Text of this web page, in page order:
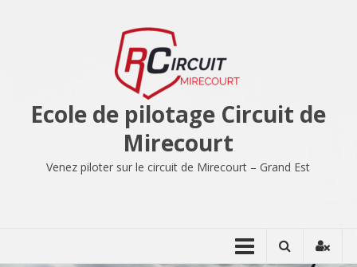
Ecole de pilotage Circuit de
Mirecourt
Venez piloter sur le circuit de Mirecourt – Grand Est